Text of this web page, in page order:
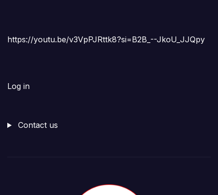
https://youtu.be/v3VpPJRttk8?si=B2B_--JkoU_JJQpy
Log in
Contact us